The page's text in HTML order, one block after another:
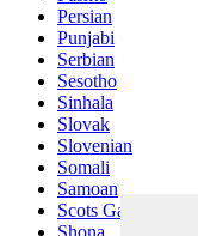
Persian
Punjabi
Serbian
Sesotho
Sinhala
Slovak
Slovenian
Somali
Samoan
Scots Gaelic
Shona